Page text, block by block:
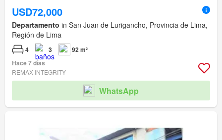
USD72,000
Departamento in San Juan de Lurigancho, Provincia de Lima,
Región de Lima
4 3
92 m²
Hace 7 días
REMAX INTEGRITY
WhatsApp